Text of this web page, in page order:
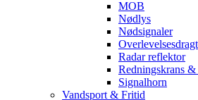
MOB
Nødlys
Nødsignaler
Radar reflektor
Redningskrans &
Signalhorn
Vandsport & Fritid